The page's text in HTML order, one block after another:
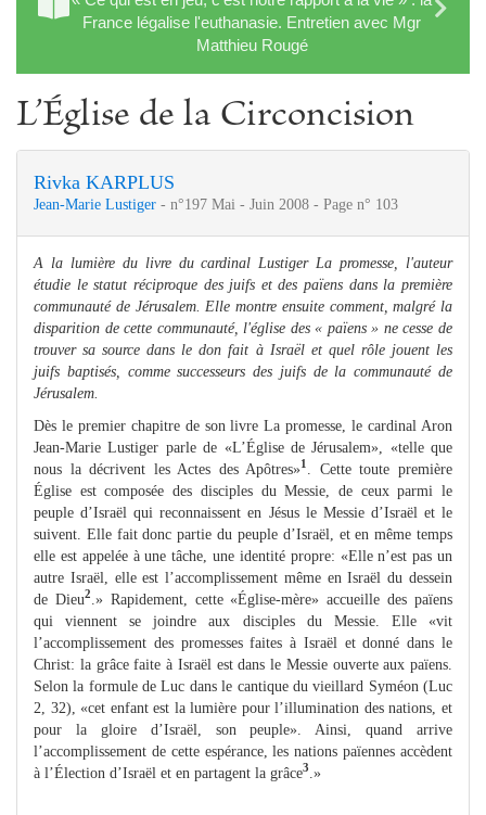
France légalise l'euthanasie. Entretien avec Mgr
Matthieu Rougé
L’Église de la Circoncision
Rivka KARPLUS
Jean-Marie Lustiger - n°197 Mai - Juin 2008 - Page n° 103
A la lumière du livre du cardinal Lustiger La promesse, l'auteur
étudie le statut réciproque des juifs et des païens dans la première
communauté de Jérusalem. Elle montre ensuite comment, malgré la
disparition de cette communauté, l'église des « païens » ne cesse de
trouver sa source dans le don fait à Israël et quel rôle jouent les
juifs baptisés, comme successeurs des juifs de la communauté de
Jérusalem.
Dès le premier chapitre de son livre La promesse, le cardinal Aron
Jean-Marie Lustiger parle de «L’Église de Jérusalem», «telle que
nous la décrivent les Actes des Apôtres»1
. Cette toute première
Église est composée des disciples du Messie, de ceux parmi le
peuple d’Israël qui reconnaissent en Jésus le Messie d’Israël et le
suivent. Elle fait donc partie du peuple d’Israël, et en même temps
elle est appelée à une tâche, une identité propre: «Elle n’est pas un
autre Israël, elle est l’accomplissement même en Israël du dessein
de Dieu2 .» Rapidement, cette «Église-mère» accueille des païens
qui viennent se joindre aux disciples du Messie. Elle «vit
l’accomplissement des promesses faites à Israël et donné dans le
Christ: la grâce faite à Israël est dans le Messie ouverte aux païens.
Selon la formule de Luc dans le cantique du vieillard Syméon (Luc
2, 32), «cet enfant est la lumière pour l’illumination des nations, et
pour la gloire d’Israël, son peuple». Ainsi, quand arrive
l’accomplissement de cette espérance, les nations païennes accèdent
à l’Élection d’Israël et en partagent la grâce3 .»